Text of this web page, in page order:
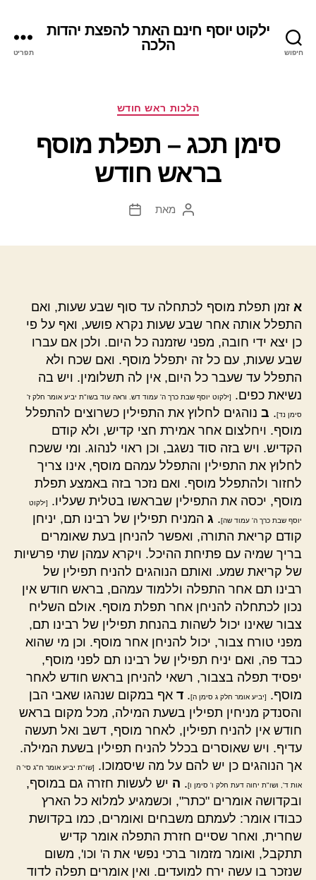
חיפוש
ילקוט יוסף חינם האתר להפצת יהדות
הלכה
תפריט
קטגוריות
הלכות ראש חודש
סימן תכג – תפלת מוסף
בראש חודש
המחבר
מאת
תאריך
א זמן תפלת מוסף לכתחלה עד סוף שבע שעות, ואם
התפלל אותה אחר שבע שעות נקרא פושע, ואף על פי
כן יצא ידי חובה, מפני שזמנה כל היום. ולכן אם עברו
שבע שעות, עם כל זה יתפלל מוסף. ואם שכח ולא
התפלל עד שעבר כל היום, אין לה תשלומין. ויש בה
נשיאת כפים.
[ילקוט יוסף שבת כרך ה' עמוד דש. וראה עוד בשו"ת יביע אומר חלק ז'
סימן נד]. ב נוהגים לחלוץ את התפילין כשרוצים להתפלל
מוסף. ויחלצום אחר אמירת חצי קדיש, ולא קודם
הקדיש. ויש בזה סוד נשגב, וכן ראוי לנהוג. ומי ששכח
לחלוץ את התפילין והתפלל עמהם מוסף, אינו צריך
לחזור ולהתפלל מוסף. ואם נזכר בזה באמצע תפלת
מוסף, יכסה את התפילין שבראשו בטלית שעליו.
[ילקוט
יוסף שבת כרך ה' עמוד שה]. ג המניח תפילין של רבינו תם, יניחן
קודם קריאת התורה, ואפשר להניחן בעת שאומרים
בריך שמיה עם פתיחת ההיכל. ויקרא עמהן שתי פרשיות
של קריאת שמע. ואותם הנוהגים להניח תפילין של
רבינו תם אחר התפלה וללמוד עמהם, בראש חודש אין
נכון לכתחלה להניחן אחר תפלת מוסף. אולם השליח
צבור שאינו יכול לשהות בהנחת תפילין של רבינו תם,
מפני טורח צבור, יכול להניחן אחר מוסף. וכן מי שהוא
כבד פה, ואם יניח תפילין של רבינו תם לפני מוסף,
יפסיד תפלה בצבור, רשאי להניחן בראש חודש לאחר
מוסף.
[יביע אומר חלק ג סימן ה]. ד אף במקום שנהגו שאבי הבן
והסנדק מניחין תפילין בשעת המילה, מכל מקום בראש
חודש אין להניח תפילין, לאחר מוסף, דשב ואל תעשה
עדיף. ויש שאוסרים בכלל להניח תפילין בשעת המילה.
אך הנוהגים כן יש להם על מה שיסמוכו.
[שו"ת יביע אומר ח"ג סי' ה
אות ד', ושו"ת יחוה דעת חלק ו' סימן ו]. ה יש לעשות חזרה גם במוסף,
ובקדושה אומרים "כתר", וכשמגיע למלוא כל הארץ
כבודו אומר: לעמתם משבחים ואומרים, כמו בקדושת
שחרית, ואחר שסיים חזרת התפלה אומר קדיש
תתקבל, ואומר מזמור ברכי נפשי את ה' וכו', משום
שנזכר בו עשה ירח למועדים. ואין אומרים תפלה לדוד